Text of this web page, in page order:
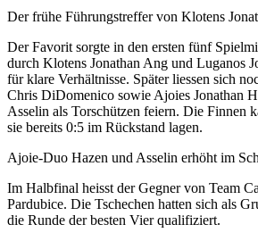
Der frühe Führungstreffer von Klotens
Der Favorit sorgte in den ersten fünf
durch Klotens Jonathan Ang und Luganos
für klare Verhältnisse. Später liessen sich
Chris DiDomenico sowie Ajoies Jonathan
Asselin als Torschützen feiern. Die Finnen
sie bereits 0:5 im Rückstand lagen.
Ajoie-Duo Hazen und Asselin erhöht im
Im Halbfinal heisst der Gegner von Team
Pardubice. Die Tschechen hatten sich als
die Runde der besten Vier qualifiziert.